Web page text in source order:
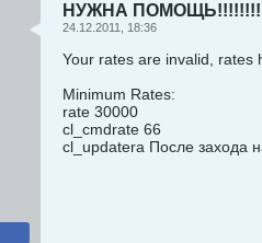
НУЖНА
24.12.2011, 18:36
Your rates are invalid, rates
Minimum Rates:
rate 30000
cl_cmdrate 66
cl_updatera После захода